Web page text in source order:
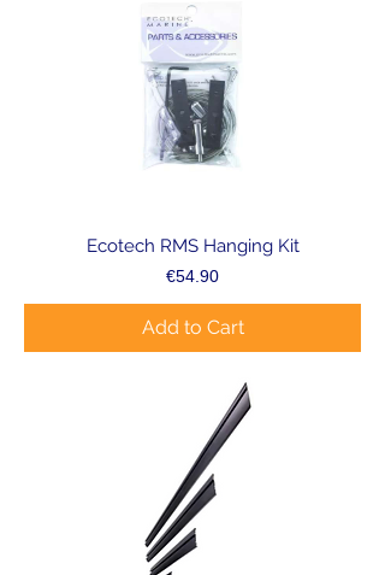
Ecotech RMS Hanging Kit
Price
€54.90
Add to Cart